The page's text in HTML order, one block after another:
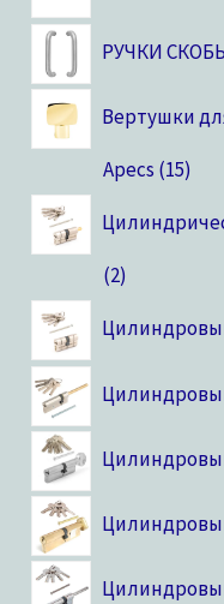
РУЧКИ
Вертушки
Apecs 15
2